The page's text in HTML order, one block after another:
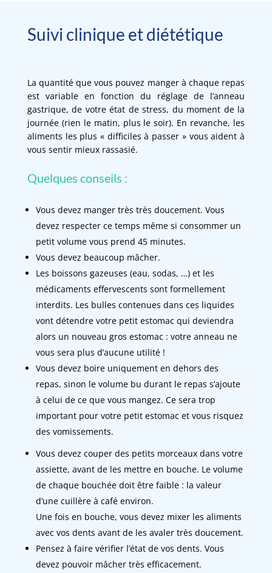
Suivi clinique et diététique
La quantité que vous pouvez manger à chaque repas
est variable en fonction du réglage de l’anneau
gastrique, de votre état de stress, du moment de la
journée (rien le matin, plus le soir). En revanche, les
aliments les plus « difficiles à passer » vous aident à
vous sentir mieux rassasié.
Quelques conseils :
Vous devez manger très très doucement. Vous
devez respecter ce temps même si consommer un
petit volume vous prend 45 minutes.
Vous devez beaucoup mâcher.
Les boissons gazeuses (eau, sodas, …) et les
médicaments effervescents sont formellement
interdits. Les bulles contenues dans ces liquides
vont détendre votre petit estomac qui deviendra
alors un nouveau gros estomac : votre anneau ne
vous sera plus d’aucune utilité !
Vous devez boire uniquement en dehors des
repas, sinon le volume bu durant le repas s’ajoute
à celui de ce que vous mangez. Ce sera trop
important pour votre petit estomac et vous risquez
des vomissements.
Vous devez couper des petits morceaux dans votre
assiette, avant de les mettre en bouche. Le volume
de chaque bouchée doit être faible : la valeur
d’une cuillère à café environ.
Une fois en bouche, vous devez mixer les aliments
avec vos dents avant de les avaler très doucement.
Pensez à faire vérifier l’état de vos dents. Vous
devez pouvoir mâcher très efficacement.